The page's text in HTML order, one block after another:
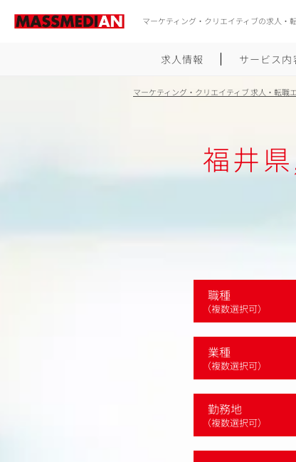
マーケティング・クリエイティブの求人・
求人情報 サービス内
マーケティング・クリエイティブ 求人・転職
福井
職種
（複数選択可）
業種
（複数選択可）
勤務地
（複数選択可）